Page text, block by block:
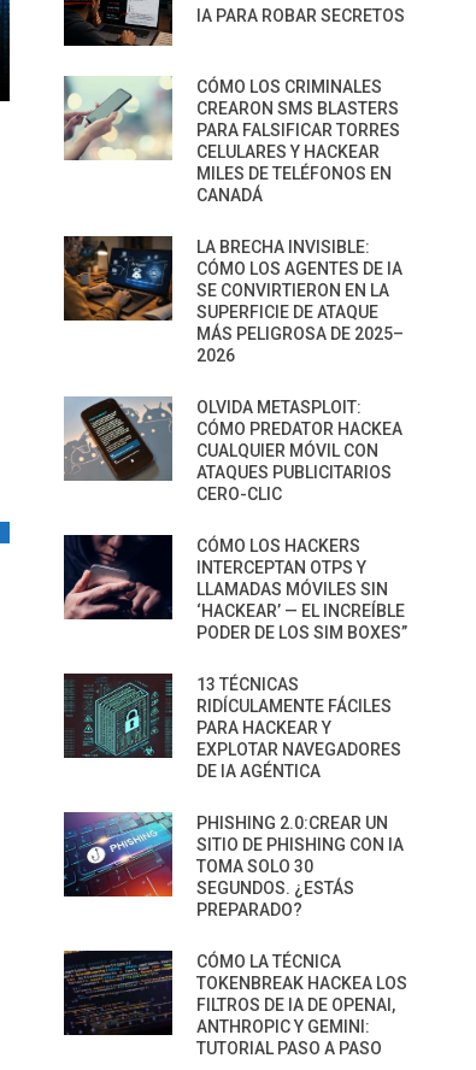
IA PARA ROBAR SECRETOS
CÓMO LOS CRIMINALES
CREARON SMS BLASTERS
PARA FALSIFICAR TORRES
CELULARES Y HACKEAR
MILES DE TELÉFONOS EN
CANADÁ
LA BRECHA INVISIBLE:
CÓMO LOS AGENTES DE IA
SE CONVIRTIERON EN LA
SUPERFICIE DE ATAQUE
MÁS PELIGROSA DE 2025–
2026
OLVIDA METASPLOIT:
CÓMO PREDATOR HACKEA
CUALQUIER MÓVIL CON
ATAQUES PUBLICITARIOS
CERO-CLIC
CÓMO LOS HACKERS
INTERCEPTAN OTPS Y
LLAMADAS MÓVILES SIN
‘HACKEAR’ — EL INCREÍBLE
PODER DE LOS SIM BOXES”
13 TÉCNICAS
RIDÍCULAMENTE FÁCILES
PARA HACKEAR Y
EXPLOTAR NAVEGADORES
DE IA AGÉNTICA
PHISHING 2.0:CREAR UN
SITIO DE PHISHING CON IA
TOMA SOLO 30
SEGUNDOS. ¿ESTÁS
PREPARADO?
CÓMO LA TÉCNICA
TOKENBREAK HACKEA LOS
FILTROS DE IA DE OPENAI,
ANTHROPIC Y GEMINI:
TUTORIAL PASO A PASO